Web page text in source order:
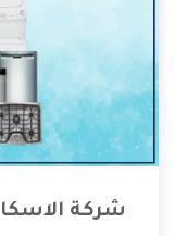
شركة الاسكا